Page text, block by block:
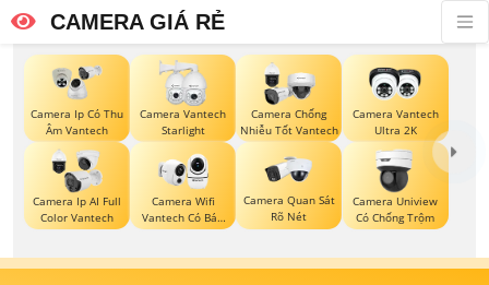
CAMERA GIÁ RẺ
Camera Ip Có Thu
Âm Vantech
Camera Vantech
Starlight
Camera Chống
Nhiễu Tốt Vantech
Camera Vantech
Ultra 2K
Camera Ip AI Full
Color Vantech
Camera Wifi
Vantech Có Báo
Động
Camera Quan Sát
Rõ Nét
Camera Uniview
Có Chống Trộm